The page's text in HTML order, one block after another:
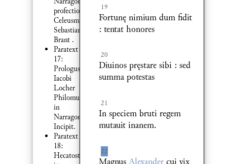
profectionem
Celeusma
Sebastiani
Brant .
Paratext
17:
Prologus
Iacobi
Locher
Philomusi :
in
Narragoniam
Incipit.
Paratext
18:
Hecatostichon
19
Fortunę nimium dum fidit
: tentat honores
20
Diuinos pręstare sibi : sed
summa potestas
21
In speciem bruti regem
mutauit inanem.
22